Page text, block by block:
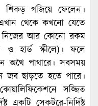
শিকড় গজিয়ে ফেলেন।
এখান থেকে কখনো যেতে
নিজের আর কোনো রকম
হার্ড স্কীলে)। ফলে
অথৈ পাথারে। সবসময়
জব ছাড়তে হতে পারে।
সজ্জিত
একটি সেকটরে-নির্দিষ্ট